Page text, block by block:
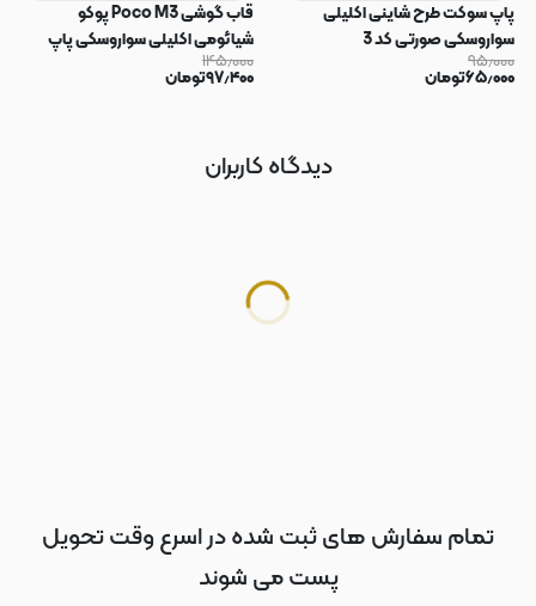
پاپ سوکت طرح شاینی اکلیلی
سواروسکی صورتی کد 3
۹۵٫۰۰۰
۶۵٫۰۰۰تومان
قاب گوشی Poco M3 پوکو
شیائومی اکلیلی سواروسکی پاپ
سوکت دار محافظ لنز دار صورتی کد
۱۴۵٫۰۰۰
۹۷٫۴۰۰تومان
دیدگاه کاربران
تمام سفارش های ثبت شده در اسرع وقت تحویل
پست می شوند